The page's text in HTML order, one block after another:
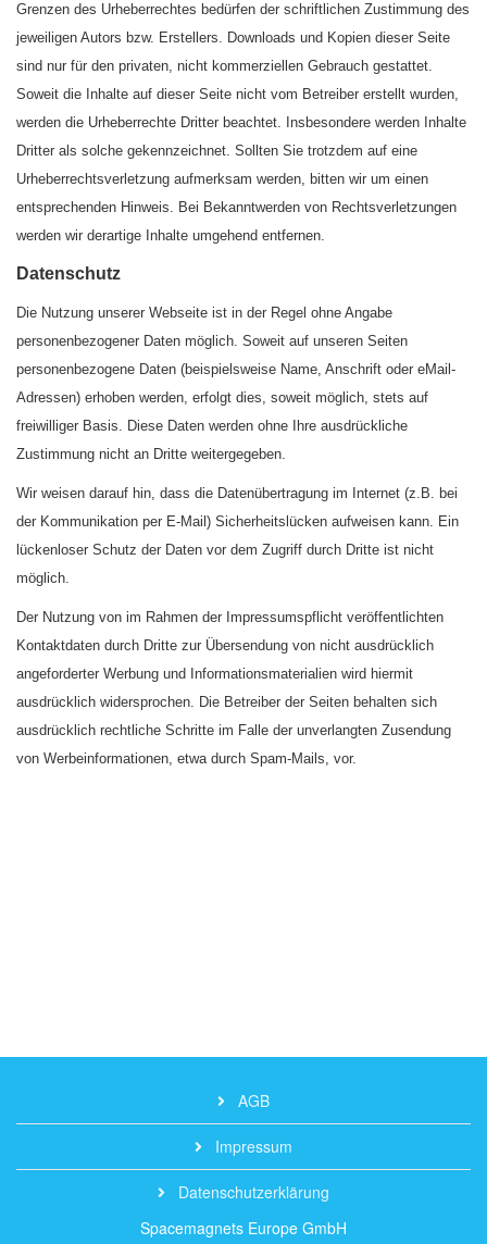
Grenzen des Urheberrechtes bedürfen der schriftlichen Zustimmung des
jeweiligen Autors bzw. Erstellers. Downloads und Kopien dieser Seite
sind nur für den privaten, nicht kommerziellen Gebrauch gestattet.
Soweit die Inhalte auf dieser Seite nicht vom Betreiber erstellt wurden,
werden die Urheberrechte Dritter beachtet. Insbesondere werden Inhalte
Dritter als solche gekennzeichnet. Sollten Sie trotzdem auf eine
Urheberrechtsverletzung aufmerksam werden, bitten wir um einen
entsprechenden Hinweis. Bei Bekanntwerden von Rechtsverletzungen
werden wir derartige Inhalte umgehend entfernen.
Datenschutz
Die Nutzung unserer Webseite ist in der Regel ohne Angabe
personenbezogener Daten möglich. Soweit auf unseren Seiten
personenbezogene Daten (beispielsweise Name, Anschrift oder eMail-
Adressen) erhoben werden, erfolgt dies, soweit möglich, stets auf
freiwilliger Basis. Diese Daten werden ohne Ihre ausdrückliche
Zustimmung nicht an Dritte weitergegeben.
Wir weisen darauf hin, dass die Datenübertragung im Internet (z.B. bei
der Kommunikation per E-Mail) Sicherheitslücken aufweisen kann. Ein
lückenloser Schutz der Daten vor dem Zugriff durch Dritte ist nicht
möglich.
Der Nutzung von im Rahmen der Impressumspflicht veröffentlichten
Kontaktdaten durch Dritte zur Übersendung von nicht ausdrücklich
angeforderter Werbung und Informationsmaterialien wird hiermit
ausdrücklich widersprochen. Die Betreiber der Seiten behalten sich
ausdrücklich rechtliche Schritte im Falle der unverlangten Zusendung
von Werbeinformationen, etwa durch Spam-Mails, vor.
AGB
Impressum
Datenschutzerklärung
Spacemagnets Europe GmbH